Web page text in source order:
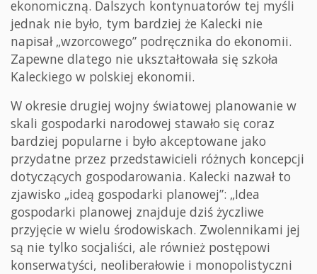
ekonomiczną. Dalszych kontynuatorów tej myśli
jednak nie było, tym bardziej że Kalecki nie
napisał „wzorcowego” podręcznika do ekonomii.
Zapewne dlatego nie ukształtowała się szkoła
Kaleckiego w polskiej ekonomii.
W okresie drugiej wojny światowej planowanie w
skali gospodarki narodowej stawało się coraz
bardziej popularne i było akceptowane jako
przydatne przez przedstawicieli różnych koncepcji
dotyczących gospodarowania. Kalecki nazwał to
zjawisko „ideą gospodarki planowej”: „Idea
gospodarki planowej znajduje dziś życzliwe
przyjęcie w wielu środowiskach. Zwolennikami jej
są nie tylko socjaliści, ale również postępowi
konserwatyści, neoliberałowie i monopolistyczni